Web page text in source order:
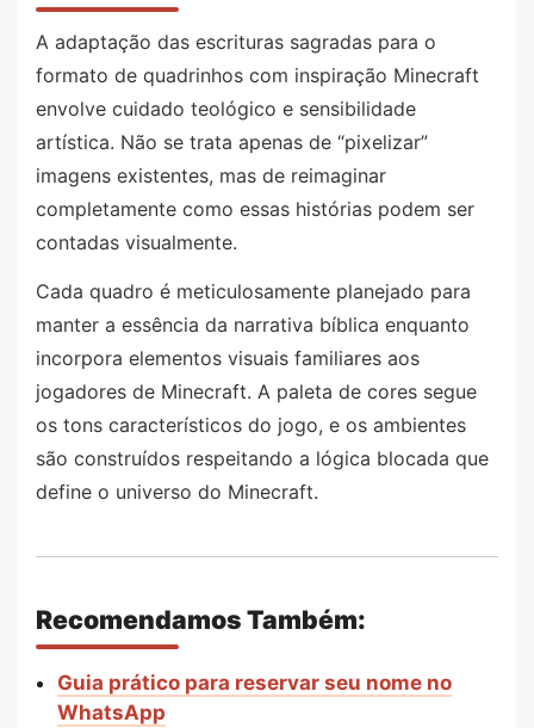
A adaptação das escrituras sagradas para o
formato de quadrinhos com inspiração Minecraft
envolve cuidado teológico e sensibilidade
artística. Não se trata apenas de “pixelizar”
imagens existentes, mas de reimaginar
completamente como essas histórias podem ser
contadas visualmente.
Cada quadro é meticulosamente planejado para
manter a essência da narrativa bíblica enquanto
incorpora elementos visuais familiares aos
jogadores de Minecraft. A paleta de cores segue
os tons característicos do jogo, e os ambientes
são construídos respeitando a lógica blocada que
define o universo do Minecraft.
Recomendamos Também:
Guia prático para reservar seu nome no
WhatsApp